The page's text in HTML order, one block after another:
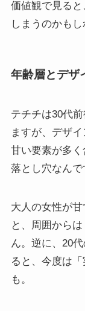
価値観で見る
しまうのかもし
年齢層とデザ
テチチは30代
ますが、デザ
甘い要素が多
落とし穴なんで
大人の女性が
と、周囲から
ん。逆に、20
ると、今度は
も。